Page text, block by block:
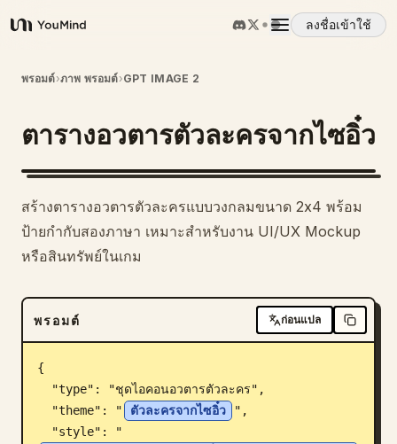
YouMind
ลงชื่อเข้าใช้
ภาพรวม
กรณีการใช้งาน
พรอมต์
ราคา
ดาวน์โหลด
บล็อก
พรอมต์›ภาพ พรอมต์›GPT IMAGE 2
ตารางอวตารตัวละครจากไซอิ๋ว
สร้างตารางอวตารตัวละครแบบวงกลมขนาด 2x4 พร้อม
ป้ายกำกับสองภาษา เหมาะสำหรับงาน UI/UX Mockup
หรือสินทรัพย์ในเกม
พรอมต์ ก่อนแปล
{
  "theme": "
ตัวละครจากไซอิ๋ว
",
  "style": "